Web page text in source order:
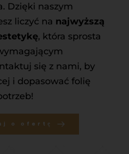
Dzięki naszym
liczyć na najwyższą
, która sprosta
się z nami, by
i dopasować folię
o ofertę